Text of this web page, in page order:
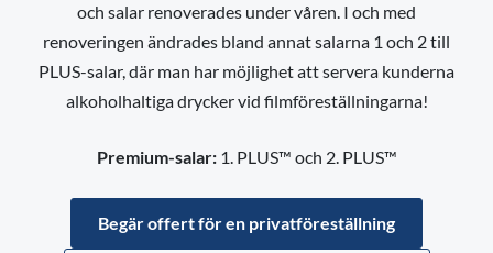
och salar renoverades under våren. I och med
renoveringen ändrades bland annat salarna 1 och 2 till
PLUS-salar, där man har möjlighet att servera kunderna
alkoholhaltiga drycker vid filmföreställningarna!
Premium-salar: 1. PLUS™ och 2. PLUS™
Begär offert för en privatföreställning